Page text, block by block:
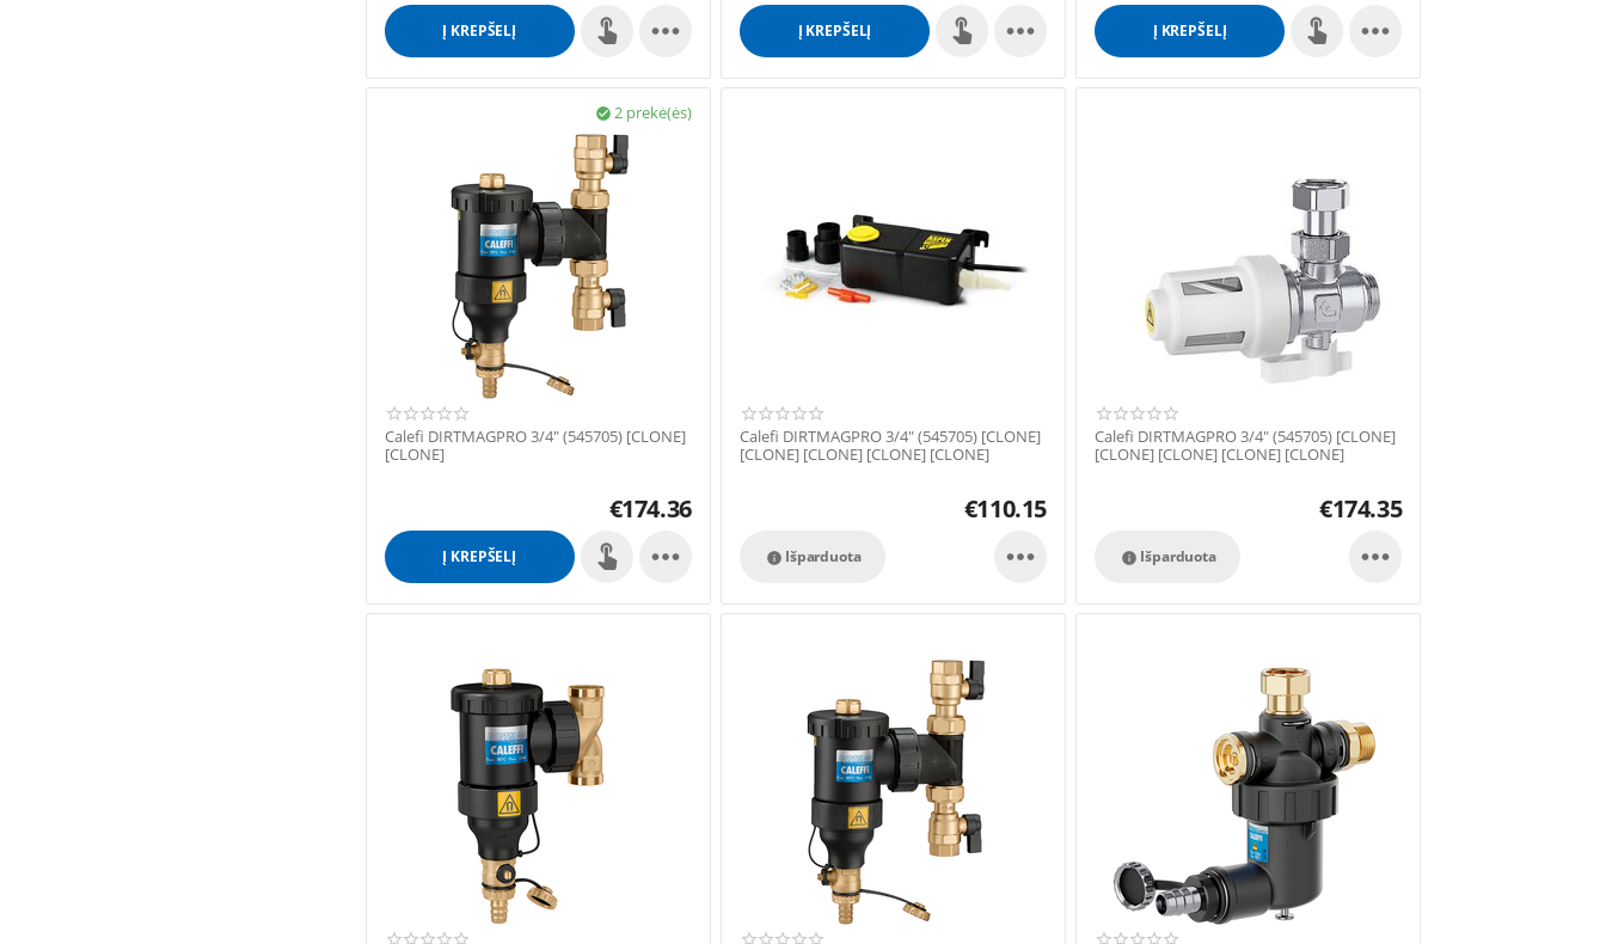
Į KREPŠELĮ  Į KREPŠELĮ  Į KREPŠELĮ 
2 prekė(ės)

Calefi DIRTMAGPRO 3/4" (545705) [CLONE]
[CLONE]
€174.36
Į KREPŠELĮ 
Calefi DIRTMAGPRO 3/4" (545705) [CLONE]
[CLONE] [CLONE] [CLONE] [CLONE]
€110.15
Išparduota
 
Calefi DIRTMAGPRO 3/4" (545705) [CLONE]
[CLONE] [CLONE] [CLONE] [CLONE]
€174.35
Išparduota
 